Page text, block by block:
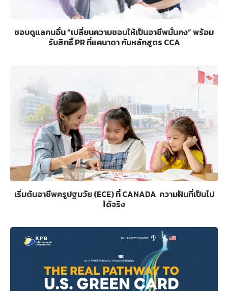
ชอบดูแลคนอื่น “เปลี่ยนความชอบให้เป็นอาชีพมั่นคง” พร้อม
รับสิทธิ์ PR ที่แคนาดา กับหลักสูตร CCA
เริ่มต้นอาชีพครูปฐมวัย (ECE) ที่ CANADA ความฝันที่เป็นไป
ได้จริง